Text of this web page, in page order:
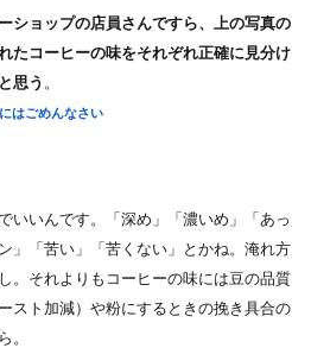
ショップの店員さんですら、上の写真の
たコーヒーの味をそれぞれ正確に見分け
思う 。
はごめんなさい
いいんです。「深め」「濃いめ」「あっ
」「苦い」「苦くない」とかね。淹れ方
。それよりもコーヒーの味には豆の品質
スト加減）や粉にするときの挽き具合の
。